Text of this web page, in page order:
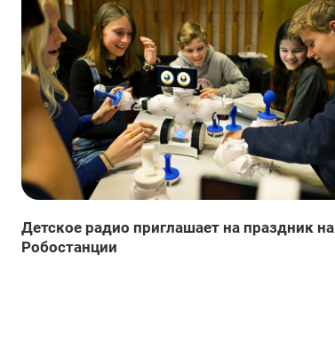
Детское радио приглашает на праздник на
Робостанции